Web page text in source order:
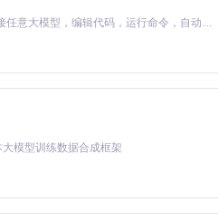
用户的效率提升指南
助手
，保持引用格式一致性
文件
Claude Code 的开源替代方案。连接任意大模型，编辑代码，运行命令，自动验证 — 全自动执行。用 Rust 构建，极致性能。 ｜ An open-source alternative to Claude Code. Connect any LLM, edit code, run commands, and verify changes — autonomously. Built in Rust for speed. Get Started
模型训练数据合成框架